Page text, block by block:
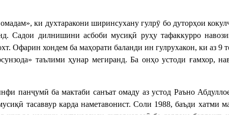
ки духтаракони ширинсухану гулрӯ бо дуторҳои
Садои дилнишини асбоби мусиқӣ руҳу тафаккурро
Офарин хондем ба маҳорати баланди ин гулрухакон, ки аз 9
таълими ҳунар мегиранд. Ба онҳо устоди ғамхор,
панҷумӣ ба мактаби санъат омаду аз устод Раъно
тасаввур карда наметавонист. Соли 1988, баъди хатми